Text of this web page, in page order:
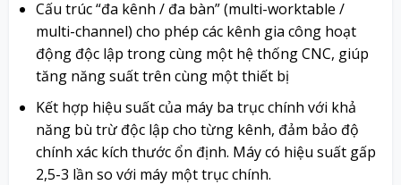
Cấu trúc “đa kênh / đa bàn” (multi-worktable /
multi-channel) cho phép các kênh gia công hoạt
động độc lập trong cùng một hệ thống CNC, giúp
tăng năng suất trên cùng một thiết bị
Kết hợp hiệu suất của máy ba trục chính với khả
năng bù trừ độc lập cho từng kênh, đảm bảo độ
chính xác kích thước ổn định. Máy có hiệu suất gấp
2,5-3 lần so với máy một trục chính.